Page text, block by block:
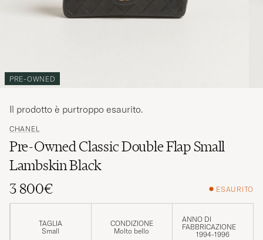
PRE-OWNED
CHANEL
Pre-Owned Classic Double Flap Small
Lambskin Black
3 800€
ESAURITO
TAGLIA
Small
CONDIZIONE
Molto bello
ANNO DI
FABBRICAZIONE
1994-1996
Il prodotto è purtroppo esaurito.